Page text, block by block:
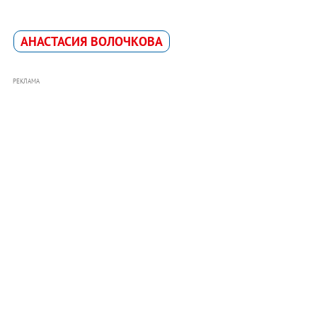
АНАСТАСИЯ ВОЛОЧКОВА
РЕКЛАМА